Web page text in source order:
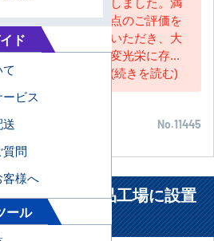
点のご評価を
いただき、大
変光栄に存...
(続きを読む)
No.11445
スチック製品工場に設置
ド
ビス
問
様へ
ール